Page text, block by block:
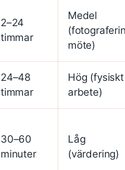
2–24
timmar
Medel
möte)
24–48
timmar
Hög (fysiskt
arbete)
30–60
minuter
Låg
(värdering)